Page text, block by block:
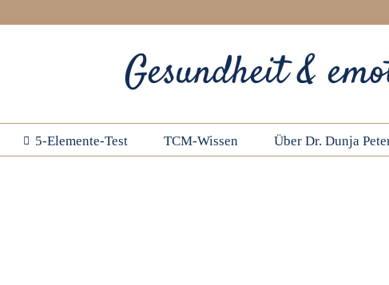
Gesundheit &
5-Elemente-Test TCM-Wissen Über Dr. Dunja